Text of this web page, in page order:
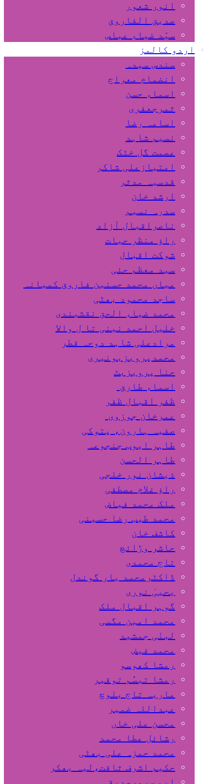
انور شعور
صدیق الفاروق
سیّد ضیاء عباس
اردو کالمز
سندس سیدہ
انضمام معراج
اسماء حسن
ثمرجعفری
اسامہ رضا
نسیم شاہد
عصمت گل خٹک
امتیازعلی شاکر
قدسیہ مدثر
ارشد خان
سدرہ نسیم
ناصراقبال آزاد
راؤ منظر حیات
شوکت اقبال
سید معظم حئی
میاں محمد حسنین فاروق کمیانہ
ساجد محمود بھٹی
محمد ضیاء الحق نقشبندی
خلیل احمد نینی تا ل والا
مرادعلی شاہد دوحہ قطر
محمدپرویزبونیری
حنا پرویزبٹ
اسماء طارق
ظفر اقبال ظفر
عمرخان جوزوی
صفیہ ہارون، پتوکی
طاہر ایوب جنجوعہ
طاہر الحسن
ذیشان نور خلجی
راﺅ غلام مصطفی
ملک محمد فیاض
محمد طیب رضا حسینی
کاشف خان
حاشر وڑائچ
تاج محمدی
ڈاکٹرمحمد یار گوندل
گوہر اقبال ملک
محمد امین مگسی
لبنٰی جمشید
محمد فیض
رمشا کھوسو
رمشا تبسُم توقیر
ماریہ تاج بلوچ
عبداللہ ضمیر
محسن علی خاں
رشائل عطا محمد
محمد حمزہ علی بھٹی
حکیم اشرف ثاقت،لیہ بھکر
ایم سرورصدیقی